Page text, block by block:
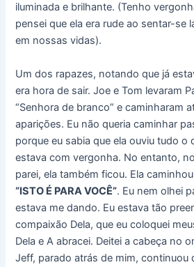
iluminada e brilhante. (Tenho
pensei que ela era rude ao sentar-se
em nossas vidas).
Um dos rapazes, notando que já
era hora de sair. Joe e Tom levaram
“Senhora de branco” e caminharam
aparições. Eu não queria caminhar
porque eu sabia que ela ouviu tudo o
estava com vergonha. No entanto,
parei, ela também ficou. Ela
“ISTO É PARA VOCÊ”. Eu nem olhei
estava me dando. Eu estava tão
compaixão Dela, que eu coloquei
Dela e A abracei. Deitei a cabeça no
Jeff, parado atrás de mim, continuou